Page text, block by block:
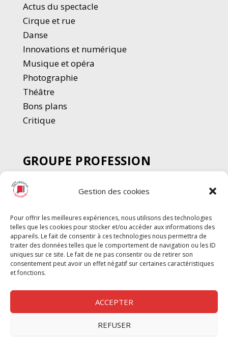
Gestion des cookies
Pour offrir les meilleures expériences, nous utilisons des technologies
telles que les cookies pour stocker et/ou accéder aux informations des
appareils. Le fait de consentir à ces technologies nous permettra de
traiter des données telles que le comportement de navigation ou les ID
uniques sur ce site. Le fait de ne pas consentir ou de retirer son
consentement peut avoir un effet négatif sur certaines caractéristiques
et fonctions.
ACCEPTER
REFUSER
Actus du spectacle
Cirque et rue
Danse
Innovations et numérique
Musique et opéra
Photographie
Théâtre
Bons plans
Critique
GROUPE PROFESSION
SPECTACLE
Chèque Intermittents
Chèque Compta
Chèque Emploi Spectacle
G-Pods
Profession Audio-visuel